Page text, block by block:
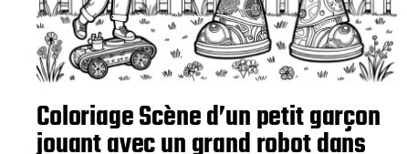
Coloriage Scène d’un petit garçon
jouant avec un grand robot dans